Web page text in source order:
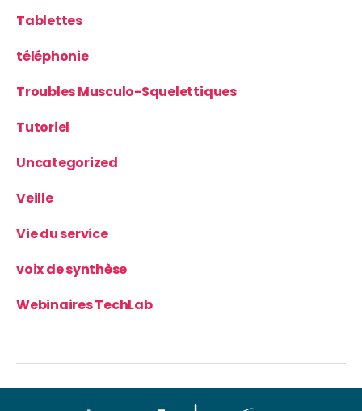
Tablettes
téléphonie
Troubles Musculo-Squelettiques
Tutoriel
Uncategorized
Veille
Vie du service
voix de synthèse
Webinaires TechLab